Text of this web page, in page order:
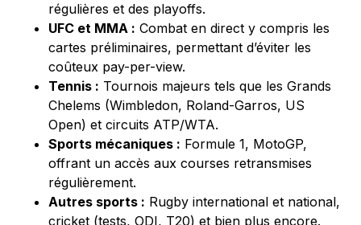
régulières et des playoffs.
UFC et MMA : Combat en direct y compris les
cartes préliminaires, permettant d’éviter les
coûteux pay-per-view.
Tennis : Tournois majeurs tels que les Grands
Chelems (Wimbledon, Roland-Garros, US
Open) et circuits ATP/WTA.
Sports mécaniques : Formule 1, MotoGP,
offrant un accès aux courses retransmises
régulièrement.
Autres sports : Rugby international et national,
cricket (tests, ODI, T20) et bien plus encore.